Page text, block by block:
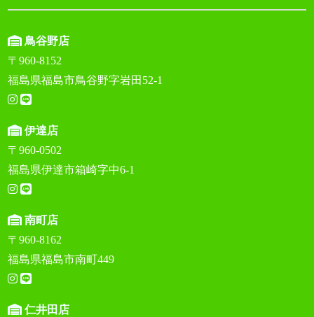
鳥谷野店
〒960-8152
福島県福島市鳥谷野字岩田52-1
伊達店
〒960-0502
福島県伊達市箱崎字中6-1
南町店
〒960-8162
福島県福島市南町449
仁井田店